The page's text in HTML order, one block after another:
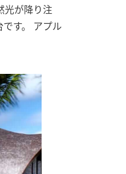
光が降り注
す。 アプル